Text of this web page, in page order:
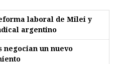
laboral de Milei y
argentino
un nuevo